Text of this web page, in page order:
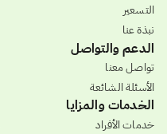
التسعير
نبذة عنا
الدعم والتواصل
تواصل معنا
الأسئلة الشائعة
الخدمات والمزايا
خدمات الأفراد